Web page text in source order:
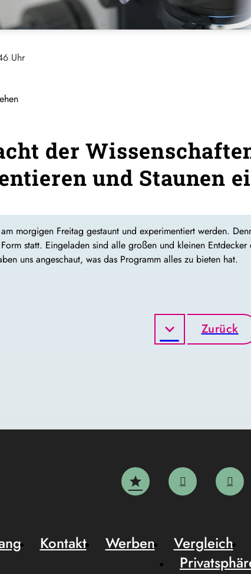
Uhr
der
und Staunen
morgigen Freitag gestaunt und experimentiert werden.
statt. Eingeladen sind alle großen und kleinen
uns angeschaut, was das Programm alles zu bieten hat.
Zurück
Kontakt Werben Vergleich